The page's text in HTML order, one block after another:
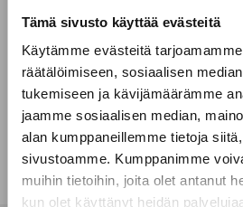
Tämä sivusto käyttää evästeitä
Käytämme evästeitä
räätälöimiseen, sosiaalisen
tukemiseen ja kävijämäärämme
jaamme sosiaalisen median,
alan kumppaneillemme tietoja
sivustoamme. Kumppanimme
muihin tietoihin, joita olet antanut
kun olet käyttänyt heidän
Puhelinnumero
Mitkä seuraavista